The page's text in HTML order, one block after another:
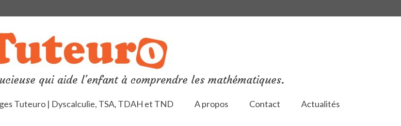
qui aide l'enfant à comprendre les mathématiques.
Tuteuro | Dyscalculie, TSA, TDAH et TND A propos Contact Actualités